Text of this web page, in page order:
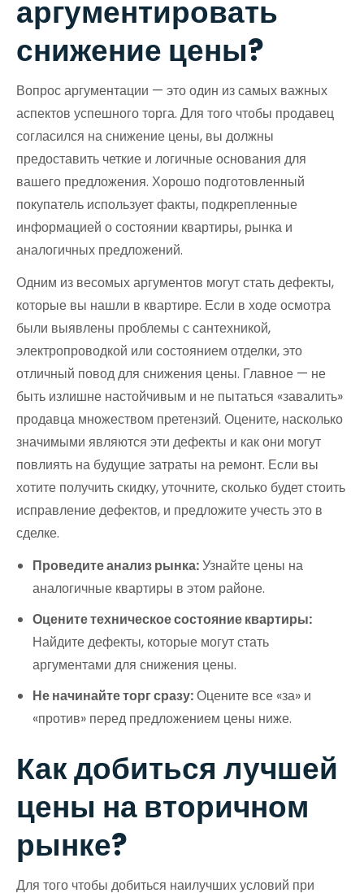
аргументировать
снижение цены?
Вопрос аргументации — это один из самых важных
аспектов успешного торга. Для того чтобы продавец
согласился на снижение цены, вы должны
предоставить четкие и логичные основания для
вашего предложения. Хорошо подготовленный
покупатель использует факты, подкрепленные
информацией о состоянии квартиры, рынка и
аналогичных предложений.
Одним из весомых аргументов могут стать дефекты,
которые вы нашли в квартире. Если в ходе осмотра
были выявлены проблемы с сантехникой,
электропроводкой или состоянием отделки, это
отличный повод для снижения цены. Главное — не
быть излишне настойчивым и не пытаться «завалить»
продавца множеством претензий. Оцените, насколько
значимыми являются эти дефекты и как они могут
повлиять на будущие затраты на ремонт. Если вы
хотите получить скидку, уточните, сколько будет стоить
исправление дефектов, и предложите учесть это в
сделке.
Проведите анализ рынка:Узнайте цены на
аналогичные квартиры в этом районе.
Оцените техническое состояние квартиры:
Найдите дефекты, которые могут стать
аргументами для снижения цены.
Не начинайте торг сразу:Оцените все «за» и
«против» перед предложением цены ниже.
Как добиться лучшей
цены на вторичном
рынке?
Для того чтобы добиться наилучших условий при